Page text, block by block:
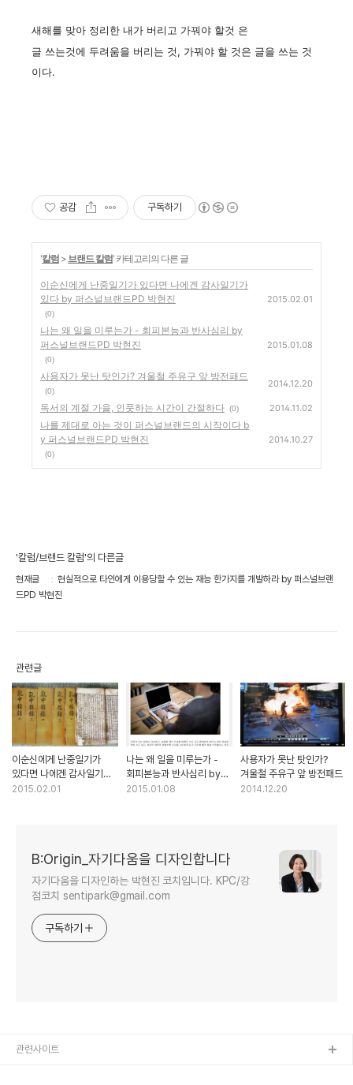
새해를 맞아 정리한 내가 버리고 가꿔야 할것 은
글 쓰는것에 두려움을 버리는 것, 가꿔야 할 것은 글을 쓰는 것
이다.
공감 구독하기
'칼럼 > 브랜드 칼럼' 카테고리의 다른 글
이순신에게 난중일기가 있다면 나에겐 감사일기가
있다 by 퍼스널브랜드PD 박현진
(0)
2015.02.01
나는 왜 일을 미루는가 - 회피본능과 반사심리 by
퍼스널브랜드PD 박현진
(0)
2015.01.08
사용자가 못난 탓인가? 겨울철 주유구 앞 방전패드
(0)
2014.12.20
독서의 계절 가을, 인풋하는 시간이 간절하다 (0) 2014.11.02
나를 제대로 아는 것이 퍼스널브랜드의 시작이다 b
y 퍼스널브랜드PD 박현진
(0)
2014.10.27
'칼럼/브랜드 칼럼'의 다른글
현재글
현실적으로 타인에게 이용당할 수 있는 재능 한가지를 개발하라 by 퍼스널브랜
드PD 박현진
관련글
이순신에게 난중일기가
있다면 나에겐 감사일기가
있다 by 퍼스널브랜드PD
2015.02.01
나는 왜 일을 미루는가 -
회피본능과 반사심리 by
퍼스널브랜드PD 박현진
2015.01.08
사용자가 못난 탓인가?
겨울철 주유구 앞 방전패드
2014.12.20
B:Origin_자기다움을 디자인합니다
자기다움을 디자인하는 박현진 코치입니다. KPC/강
점코치 sentipark@gmail.com
구독하기
관련사이트